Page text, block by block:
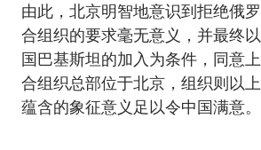
由此，北京明智地意识到拒绝俄
合组织的要求毫无意义，并最终
国巴基斯坦的加入为条件，同意
合组织总部位于北京，组织则以
蕴含的象征意义足以令中国满意。